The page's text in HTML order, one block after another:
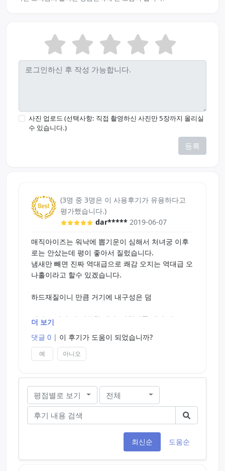
사진 업로드 (선택사항: 직접 촬영하신 사진만 5장까지 올리실
수 있습니다.)
등록
(3명 중 3명은 이 사용후기가 유용하다고
평가했습니다.)
dar***** 2019-06-07
매직아이즈는 워낙에 뽑기운이 심해서 처녀궁 이후
로는 안샀는데 평이 좋아서 질렀습니다.
냄새만 빼면 진짜 역대급으로 쾌감 오지는 역대급 오
나홀이라고 할수 있겠습니다.
하드재질이니 만큼 거기에 내구성은 덤
냄새는 진짜 와 시궁창 냄새+화학약품 냄새 남;
처녀궁 업그레이드 판이라고 봐도 좋을정도로 자극
면이나 조임면이나 한단계 높았습니다.
처녀궁 보다 확실히 삽입할떄 느낌이 선명하다고 보
단지 삽입구가 역시 하드재질이라 좀 딱딱해서 풀ㅂ
ㄱ 상태 아니면 삽입이 아예 안됩니다;;
뭐 나이가 10대 후반 ~ 20대 초반만 하더라도 극강의
이 되겠지만 이 오나홀을 2연딸 혹은 3연딸째로 사용
했을시 재 곧휴는 물렁ㅈㅈ 모드가 되버리니; 극소프
트 홀인 후와치츠로 어느정도 전희를 시킨 다음에 라
더 보기
댓글 0 | 이 후기가 도움이 되었습니까?
예 아니오
평점별로 보기 전체
최신순 도움순